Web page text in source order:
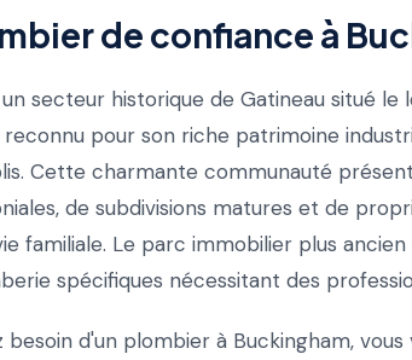
de confiance à
secteur historique de Gatineau situé le
reconnu pour son riche patrimoine
Cette charmante communauté
de subdivisions matures et de
familiale. Le parc immobilier plus
spécifiques nécessitant des
besoin d'un plombier à Buckingham, vous